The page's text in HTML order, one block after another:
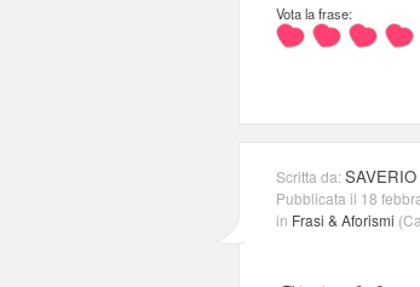
Vota la frase:
Scritta da:
Pubblicata il 18
in Frasi & Aforismi (